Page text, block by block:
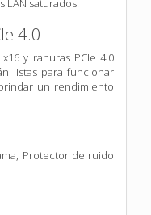
LAN saturados.
4.0
y ranuras PCIe 4.0
listas para funcionar
un rendimiento
Protector de ruido